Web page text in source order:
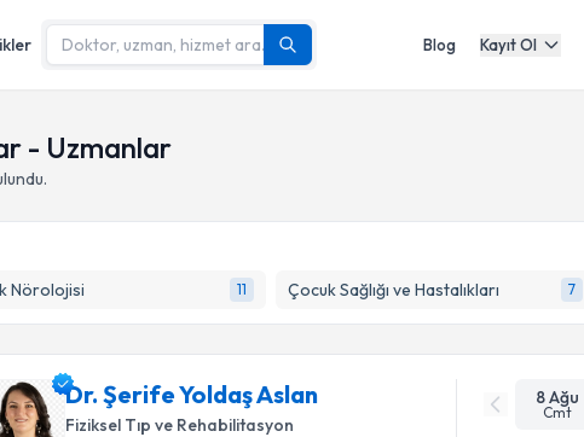
Blog Kayıt Ol
- Uzmanlar
Nörolojisi 11 Çocuk Sağlığı ve Hastalıkları 7
Dr. Şerife Yoldaş Aslan
Fiziksel Tıp ve Rehabilitasyon
8 Ağu
Cmt